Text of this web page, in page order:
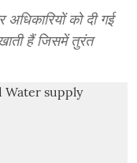
अधिकारियों को दी गई
हैं जिसमें तुरंत